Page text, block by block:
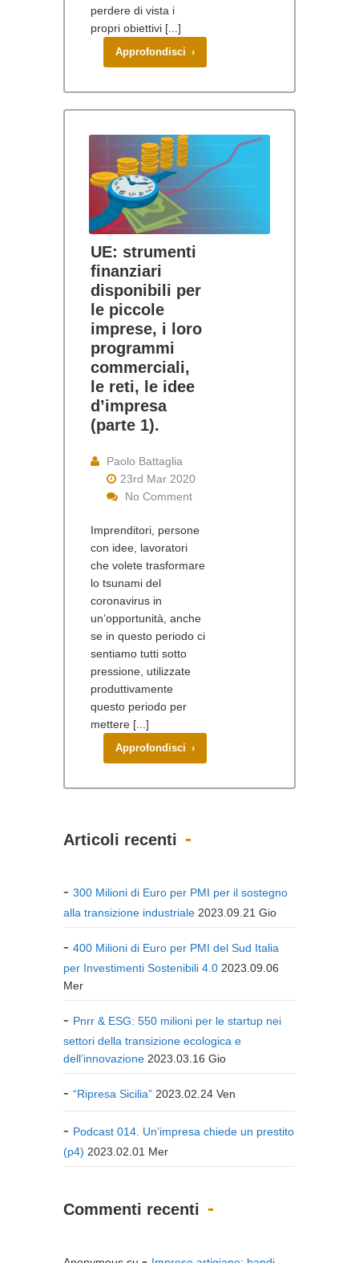
perdere di vista i
propri obiettivi [...]
Approfondisci ›
UE: strumenti
finanziari
disponibili per
le piccole
imprese, i loro
programmi
commerciali,
le reti, le idee
d’impresa
(parte 1).
Paolo Battaglia
23rd Mar 2020
No Comment
Imprenditori, persone
con idee, lavoratori
che volete trasformare
lo tsunami del
coronavirus in
un’opportunità, anche
se in questo periodo ci
sentiamo tutti sotto
pressione, utilizzate
produttivamente
questo periodo per
mettere [...]
Approfondisci ›
Articoli recenti
300 Milioni di Euro per PMI per il sostegno
alla transizione industriale 2023.09.21 Gio
400 Milioni di Euro per PMI del Sud Italia
per Investimenti Sostenibili 4.0 2023.09.06
Mer
Pnrr & ESG: 550 milioni per le startup nei
settori della transizione ecologica e
dell’innovazione 2023.03.16 Gio
“Ripresa Sicilia” 2023.02.24 Ven
Podcast 014. Un’impresa chiede un prestito
(p4) 2023.02.01 Mer
Commenti recenti